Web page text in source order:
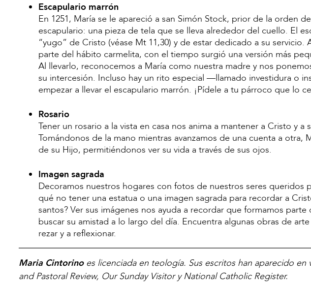
Escapulario marrón
En 1251, María se le apareció a san Simón Stock, prior de la orden
escapulario: una pieza de tela que se lleva alrededor del cuello. El
“yugo” de Cristo (véase Mt 11,30) y de estar dedicado a su
parte del hábito carmelita, con el tiempo surgió una versión más
Al llevarlo, reconocemos a María como nuestra madre y nos
su intercesión. Incluso hay un rito especial —llamado investidura o
empezar a llevar el escapulario marrón. ¡Pídele a tu párroco que lo
Rosario
Tener un rosario a la vista en casa nos anima a mantener a Cristo y
Tomándonos de la mano mientras avanzamos de una cuenta a otra,
de su Hijo, permitiéndonos ver su vida a través de sus ojos.
Imagen sagrada
Decoramos nuestros hogares con fotos de nuestros seres queridos
qué no tener una estatua o una imagen sagrada para recordar a
santos? Ver sus imágenes nos ayuda a recordar que formamos
buscar su amistad a lo largo del día. Encuentra algunas obras de
rezar y a reflexionar.
Maria Cintorinoes licenciada en teología. Sus escritos han aparecido
and Pastoral Review, Our Sunday Visitor y National Catholic Register.